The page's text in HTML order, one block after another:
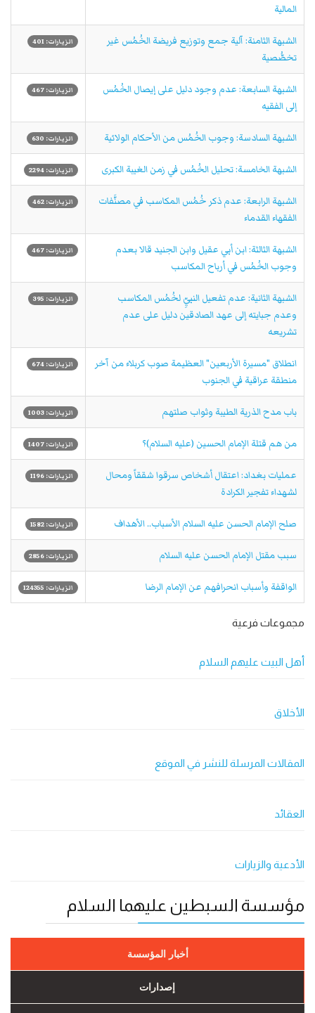
المالية
الشبهة الثامنة: آلية جمع وتوزيع فريضة الخُمُس غير
تخصُّصية
الزيارات: 401
الشبهة السابعة: عدم وجود دليل على إيصال الخُمُس
إلى الفقيه
الزيارات: 467
الشبهة السادسة: وجوب الخُمُس من الأحكام الولائية الزيارات: 630
الشبهة الخامسة: تحليل الخُمُس في زمن الغيبة الكبرى الزيارات: 2294
الشبهة الرابعة: عدم ذكر خُمُس المكاسب في مصنَّفات
الفقهاء القدماء
الزيارات: 462
الشبهة الثالثة: ابن أبي عقيل وابن الجنيد قالا بعدم
وجوب الخُمُس في أرباح المكاسب
الزيارات: 467
الشبهة الثانية: عدم تفعيل النبيِّ لخُمُس المكاسب
وعدم جبايته إلى عهد الصادقين دليل على عدم
تشريعه
الزيارات: 395
انطلاق "مسيرة الأربعين" العظيمة صوب كربلاء من آخر
منطقة عراقية في الجنوب
الزيارات: 674
باب مدح الذرية الطيبة وثواب صلتهم الزيارات: 1003
من هم قتلة الإمام الحسين (عليه السلام)؟ الزيارات: 1407
عمليات بغداد: اعتقال أشخاص سرقوا شققاً ومحال
لشهداء تفجير الكرادة
الزيارات: 1196
صلح الإمام الحسن عليه السلام الأسباب.. الأهداف الزيارات: 1582
سبب مقتل الإمام الحسن عليه السلام الزيارات: 2856
الواقفة وأسباب انحرافهم عن الإمام الرضا الزيارات: 124355
مجموعات فرعية
أهل البيت عليهم السلام
الأخلاق
المقالات المرسلة للنشر في الموقع
العقائد
الأدعية والزيارات
مؤسسة السبطين عليهما السلام
أخبار المؤسسة
إصدارات